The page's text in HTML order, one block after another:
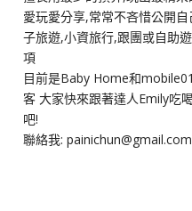
愛玩愛分享,常常不吝惜公開
子旅遊,小資旅行,跟團或自助
項
目前是Baby Home和
客 大家快來跟著達人Emily吃
吧!
聯絡我: painichun@gmail.com